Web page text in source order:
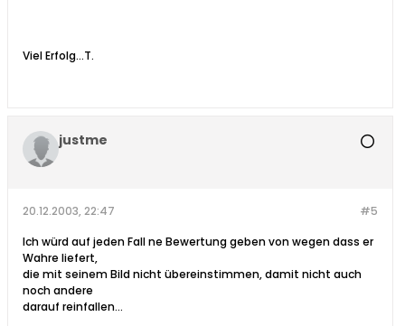
Viel Erfolg...T.
justme
#5
20.12.2003, 22:47
Ich würd auf jeden Fall ne Bewertung geben von wegen dass er
Wahre liefert,
die mit seinem Bild nicht übereinstimmen, damit nicht auch
noch andere
darauf reinfallen...